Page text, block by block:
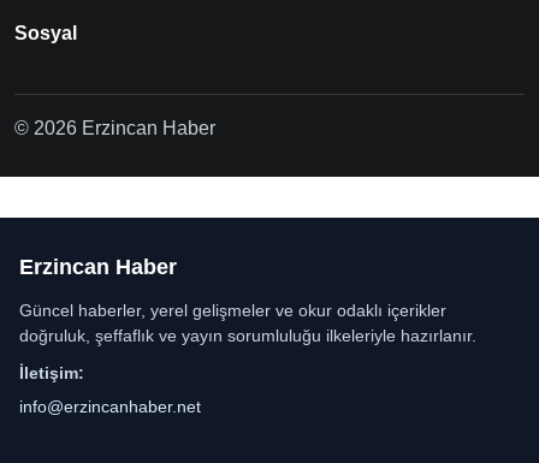
Sosyal
© 2026 Erzincan Haber
Erzincan Haber
Güncel haberler, yerel gelişmeler ve okur odaklı içerikler
doğruluk, şeffaflık ve yayın sorumluluğu ilkeleriyle hazırlanır.
İletişim:
info@erzincanhaber.net